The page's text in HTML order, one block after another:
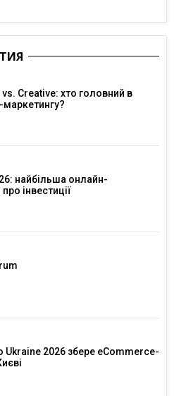
Creative: хто головний в
найбільша онлайн-
інвестиції
Ukraine 2026 збере eCommerce-